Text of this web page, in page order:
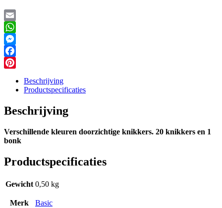
Email
WhatsApp
Messenger
Facebook
Beschrijving
Productspecificaties
Beschrijving
Verschillende kleuren doorzichtige knikkers. 20 knikkers en 1
bonk
Productspecificaties
Gewicht 0,50 kg
Merk Basic